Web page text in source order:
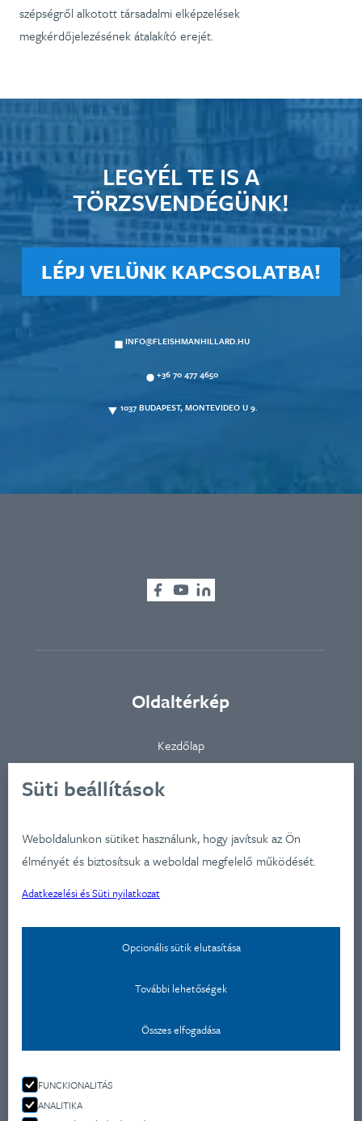
Süti beállítások
Weboldalunkon sütiket használunk, hogy javítsuk az Ön
élményét és biztosítsuk a weboldal megfelelő működését.
Adatkezelési és Süti nyilatkozat
Opcionális sütik elutasítása
További lehetőségek
Összes elfogadása
FUNCKIONALITÁS
ANALITIKA
szépségről alkotott társadalmi elképzelések
megkérdőjelezésének átalakító erejét.
LEGYÉL TE IS A
TÖRZSVENDÉGÜNK!
LÉPJ VELÜNK KAPCSOLATBA!
INFO@FLEISHMANHILLARD.HU
+36 70 477 4650
1037 BUDAPEST, MONTEVIDEO U 9.
Oldaltérkép
Kapcsolat
Kezdőlap
Ügynökségünkről
Ügyfeleink
Szolgátatásaink
Munkáink
Adatkezelési nyilatkozat